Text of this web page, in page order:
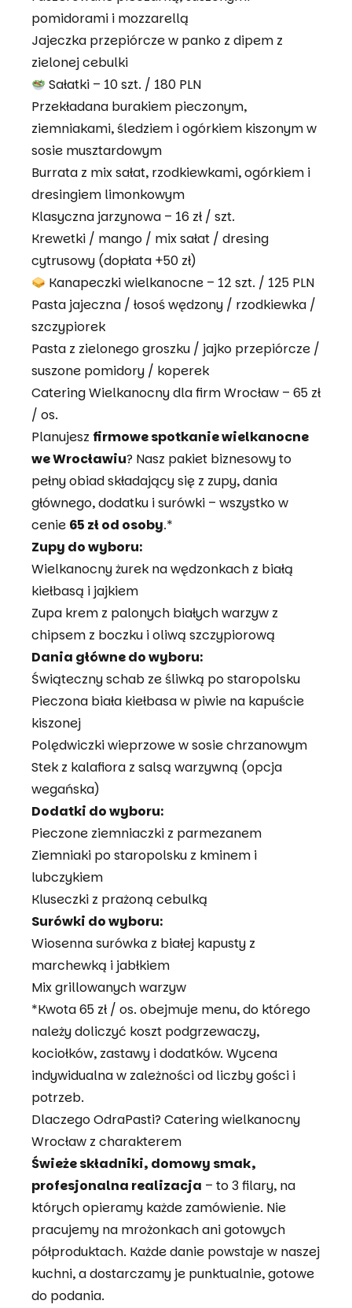
pomidorami i mozzarellą
Jajeczka przepiórcze w panko z dipem z
zielonej cebulki
Sałatki – 10 szt. / 180 PLN
Przekładana burakiem pieczonym,
ziemniakami, śledziem i ogórkiem kiszonym w
sosie musztardowym
Burrata z mix sałat, rzodkiewkami, ogórkiem i
dresingiem limonkowym
Klasyczna jarzynowa – 16 zł / szt.
Krewetki / mango / mix sałat / dresing
cytrusowy (dopłata +50 zł)
Kanapeczki wielkanocne – 12 szt. / 125 PLN
Pasta jajeczna / łosoś wędzony / rzodkiewka /
szczypiorek
Pasta z zielonego groszku / jajko przepiórcze /
suszone pomidory / koperek
Catering Wielkanocny dla firm Wrocław – 65 zł
/ os.
Planujesz firmowe spotkanie wielkanocne
we Wrocławiu? Nasz pakiet biznesowy to
pełny obiad składający się z zupy, dania
głównego, dodatku i surówki – wszystko w
cenie 65 zł od osoby.*
Zupy do wyboru:
Wielkanocny żurek na wędzonkach z białą
kiełbasą i jajkiem
Zupa krem z palonych białych warzyw z
chipsem z boczku i oliwą szczypiorową
Dania główne do wyboru:
Świąteczny schab ze śliwką po staropolsku
Pieczona biała kiełbasa w piwie na kapuście
kiszonej
Polędwiczki wieprzowe w sosie chrzanowym
Stek z kalafiora z salsą warzywną (opcja
wegańska)
Dodatki do wyboru:
Pieczone ziemniaczki z parmezanem
Ziemniaki po staropolsku z kminem i
lubczykiem
Kluseczki z prażoną cebulką
Surówki do wyboru:
Wiosenna surówka z białej kapusty z
marchewką i jabłkiem
Mix grillowanych warzyw
*Kwota 65 zł / os. obejmuje menu, do którego
należy doliczyć koszt podgrzewaczy,
kociołków, zastawy i dodatków. Wycena
indywidualna w zależności od liczby gości i
potrzeb.
Dlaczego OdraPasti? Catering wielkanocny
Wrocław z charakterem
Świeże składniki, domowy smak,
profesjonalna realizacja – to 3 filary, na
których opieramy każde zamówienie. Nie
pracujemy na mrożonkach ani gotowych
półproduktach. Każde danie powstaje w naszej
kuchni, a dostarczamy je punktualnie, gotowe
do podania.